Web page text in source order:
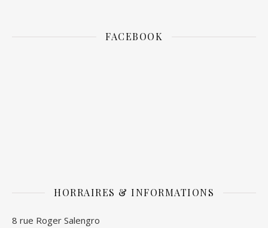
FACEBOOK
HORRAIRES & INFORMATIONS
8 rue Roger Salengro